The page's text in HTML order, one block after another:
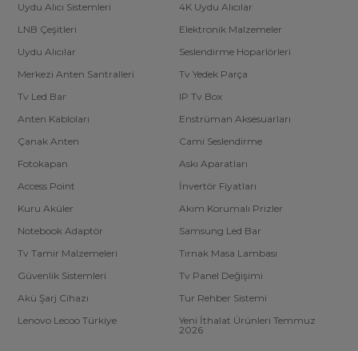
Uydu Alıcı Sistemleri
4K Uydu Alıcılar
LNB Çeşitleri
Elektronik Malzemeler
Uydu Alıcılar
Seslendirme Hoparlörleri
Merkezi Anten Santralleri
Tv Yedek Parça
Tv Led Bar
IP Tv Box
Anten Kabloları
Enstrüman Aksesuarları
Çanak Anten
Cami Seslendirme
Fotokapan
Askı Aparatları
Access Point
İnvertör Fiyatları
Kuru Aküler
Akım Korumalı Prizler
Notebook Adaptör
Samsung Led Bar
Tv Tamir Malzemeleri
Tırnak Masa Lambası
Güvenlik Sistemleri
Tv Panel Değişimi
Akü Şarj Cihazı
Tur Rehber Sistemi
Lenovo Lecoo Türkiye
Yeni İthalat Ürünleri Temmuz
2026